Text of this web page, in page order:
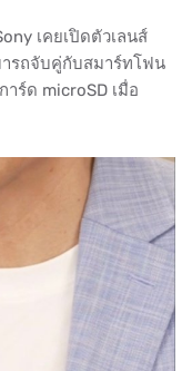
เคยเปิดตัวเลนส์
ารถจับคู่กับสมาร์ทโฟน
ร์ด microSD เมื่อ